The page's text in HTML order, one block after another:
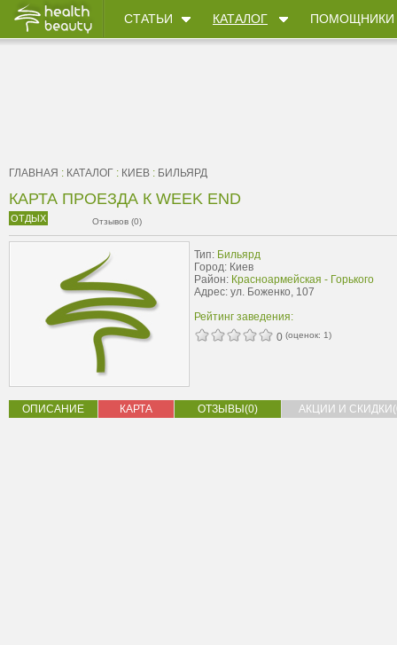
СТАТЬИ КАТАЛОГ ПОМОЩНИКИ
ГЛАВНАЯ : КАТАЛОГ : КИЕВ : БИЛЬЯРД
КАРТА ПРОЕЗДА К WEEK END
ОТДЫХ Отзывов (0)
Тип: Бильярд
Город: Киев
Район: Красноармейская - Горького
Адрес: ул. Боженко, 107
Рейтинг заведения:
0 (оценок: 1)
ОПИСАНИЕ КАРТА ОТЗЫВЫ(0) АКЦИИ И